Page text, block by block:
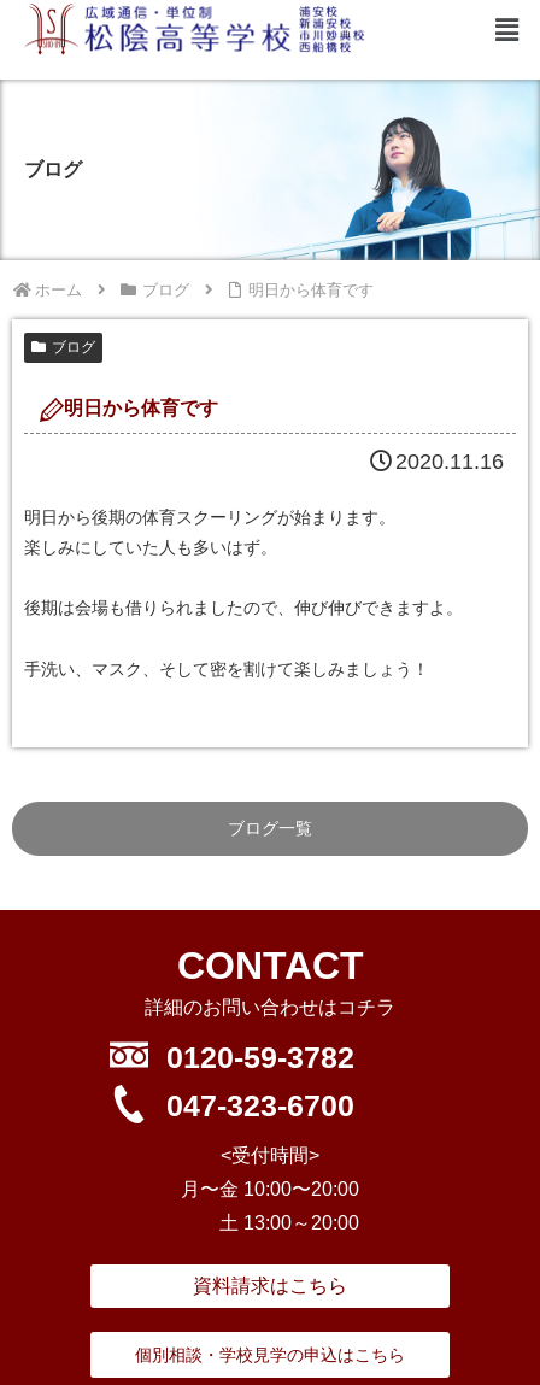
ブログ
ホーム ブログ 明日から体育です
ブログ
明日から体育です
2020.11.16
明日から後期の体育スクーリングが始まります。
楽しみにしていた人も多いはず。
後期は会場も借りられましたので、伸び伸びできますよ。
手洗い、マスク、そして密を割けて楽しみましょう！
ブログ一覧
CONTACT
詳細のお問い合わせはコチラ
0120-59-3782
047-323-6700
<受付時間>
月〜金 10:00〜20:00
土 13:00～20:00
資料請求はこちら
個別相談・学校見学の申込はこちら